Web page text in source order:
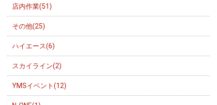
店内作業(51)
その他(25)
ハイエース(6)
スカイライン(2)
YMSイベント(12)